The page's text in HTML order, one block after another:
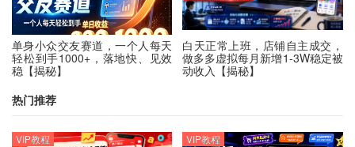
单身小众交友赛道，一个人每天
轻松到手1000+，落地快、见效
稳【揭秘】
白天正常上班，店铺自主成交，
做多多虚拟每月新增1-3W稳定被
动收入【揭秘】
热门推荐
VIP教程 VIP教程